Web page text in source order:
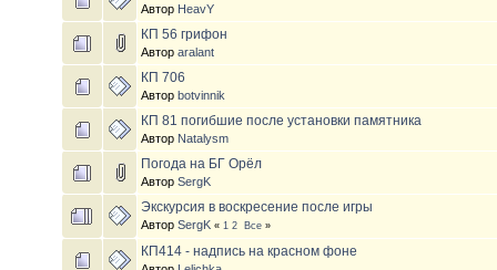
Автор HeavY
КП 56 грифон
Авторaralant
КП 706
Автор botvinnik
КП 81 погибшие после установки памятника
Автор Natalysm
Погода на БГ Орёл
АвторSergK
Экскурсия в воскресение после игры
АвторSergK «1 2 Все »
КП414 - надпись на красном фоне